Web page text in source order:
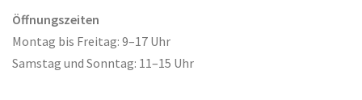
Öffnungszeiten
Montag bis Freitag: 9–17 Uhr
Samstag und Sonntag: 11–15 Uhr